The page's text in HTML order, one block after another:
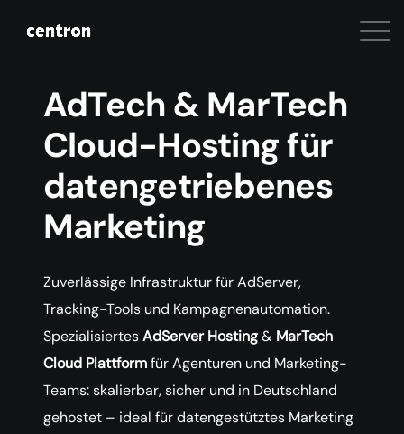
AdTech & MarTech
Cloud-Hosting für
datengetriebenes
Marketing
Zuverlässige Infrastruktur für AdServer,
Tracking-Tools und Kampagnenautomation.
SpezialisiertesAdServer Hosting& MarTech
Cloud Plattformfür Agenturen und Marketing-
Teams: skalierbar, sicher und in Deutschland
gehostet – ideal für datengestütztes Marketing